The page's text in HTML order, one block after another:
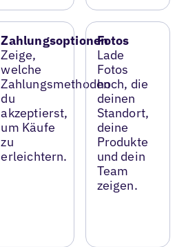
Zahlungsoptionen
Zeige,
welche
Zahlungsmethoden
du
akzeptierst,
um Käufe
zu
erleichtern.
Fotos
Lade
Fotos
hoch, die
deinen
Standort,
deine
Produkte
und dein
Team
zeigen.